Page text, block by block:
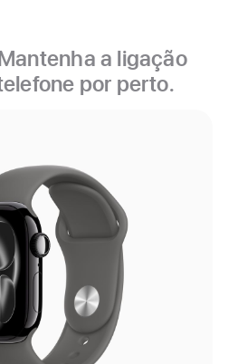
a ligação
por perto.